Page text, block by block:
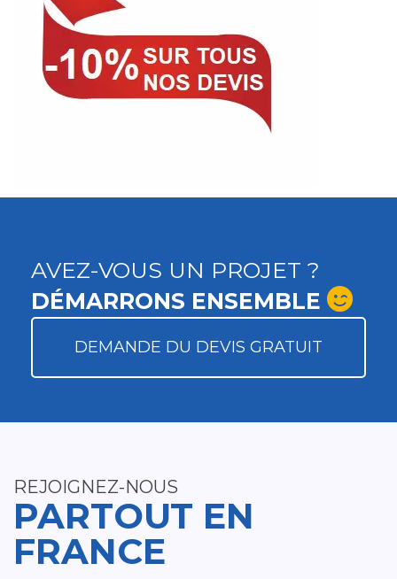
AVEZ-VOUS UN PROJET ?
DÉMARRONS ENSEMBLE
DEMANDE DU DEVIS GRATUIT
REJOIGNEZ-NOUS
PARTOUT EN
FRANCE